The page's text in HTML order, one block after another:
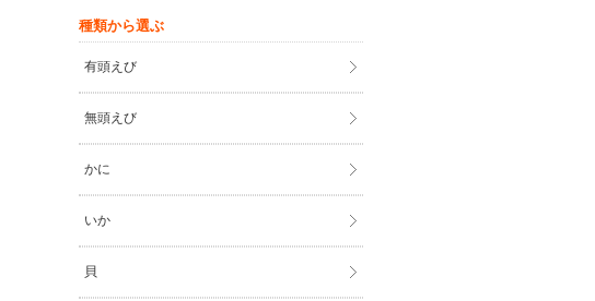
種類から選ぶ
有頭えび
無頭えび
かに
いか
貝